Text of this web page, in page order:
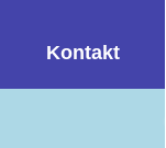
Kontakt